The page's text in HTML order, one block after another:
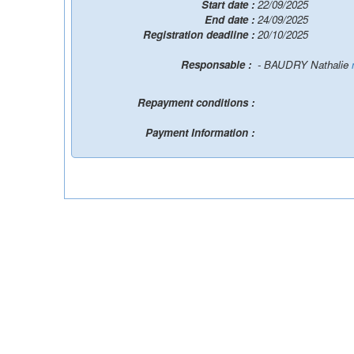
Start date : 22/09/2025
End date : 24/09/2025
Registration deadline : 20/10/2025
- BAUDRY Nathalie
Repayment conditions :
Payment Information :